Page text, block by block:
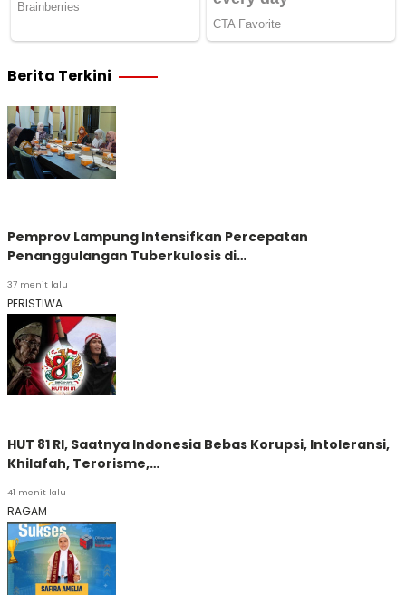
Berita Terkini
Pemprov Lampung Intensifkan Percepatan
Penanggulangan Tuberkulosis di…
37 menit lalu
PERISTIWA
HUT 81 RI, Saatnya Indonesia Bebas Korupsi, Intoleransi,
Khilafah, Terorisme,…
41 menit lalu
RAGAM